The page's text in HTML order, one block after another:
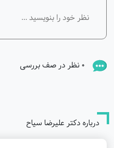
0 نظر در صف بررسی
درباره دکتر علیرضا سیاح